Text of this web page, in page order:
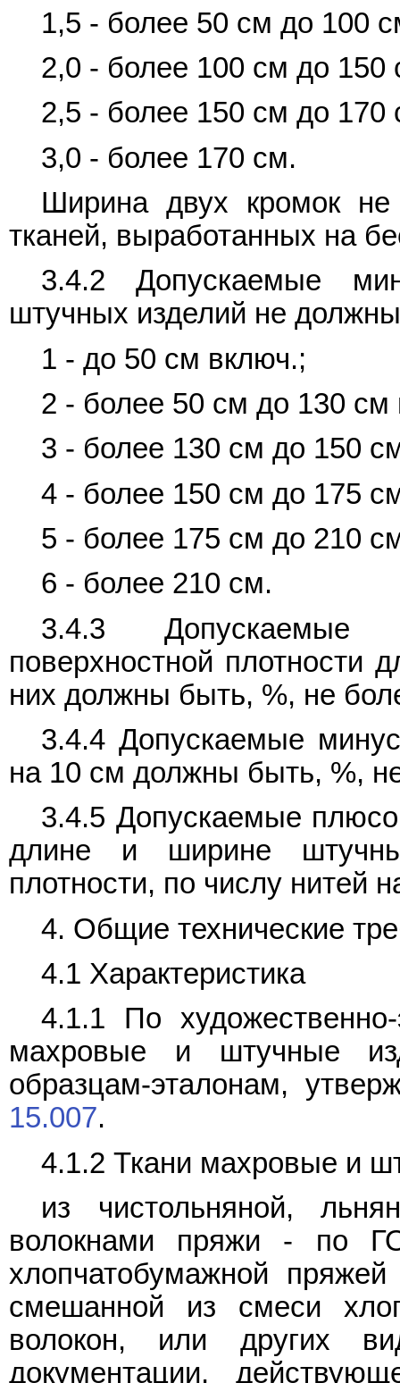
1,5 - более 50 см до 100
2,0 - более 100 см до 150
2,5 - более 150 см до 170
3,0 - более 170 см.
Ширина двух кромок
тканей, выработанных на
3.4.2 Допускаемые
штучных изделий не
1 - до 50 см включ.;
2 - более 50 см до 130 см
3 - более 130 см до 150
4 - более 150 см до 175
5 - более 175 см до 210
6 - более 210 см.
3.4.3 Допускаемые
поверхностной плотности
них должны быть, %, не
3.4.4 Допускаемые
на 10 см должны быть, %,
3.4.5 Допускаемые
длине и ширине
плотности, по числу нитей
4. Общие технические
4.1 Характеристика
4.1.1 По художественно-
махровые и штучные
образцам-эталонам,
15.007.
4.1.2 Ткани махровые и
из чистольняной,
волокнами пряжи - по
хлопчатобумажной
смешанной из смеси
волокон, или других
документации,